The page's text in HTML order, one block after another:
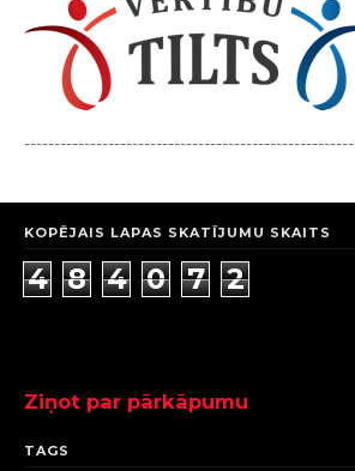
-------------------------------------------------------
KOPĒJAIS LAPAS SKATĪJUMU SKAITS
4 8 4 0 7 2
Ziņot par pārkāpumu
TAGS